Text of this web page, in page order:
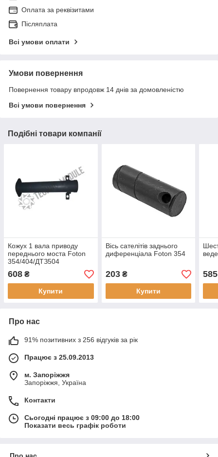
Оплата за реквізитами
Післяплата
Всі умови оплати
Умови повернення
Повернення товару впродовж 14 днів за домовленістю
Всі умови повернення
Подібні товари компанії
Кожух 1 вала приводу
переднього моста Foton
354/404/ДТЗ504
608 ₴
Купити
Вісь сателітів заднього
диференціала Foton 354
203₴
Купити
585
Про нас
91% позитивних з 256 відгуків за рік
Працює з 25.09.2013
м. Запоріжжя
Запоріжжя, Україна
Контакти
Сьогодні працює з 09:00 до 18:00
Показати весь графік роботи